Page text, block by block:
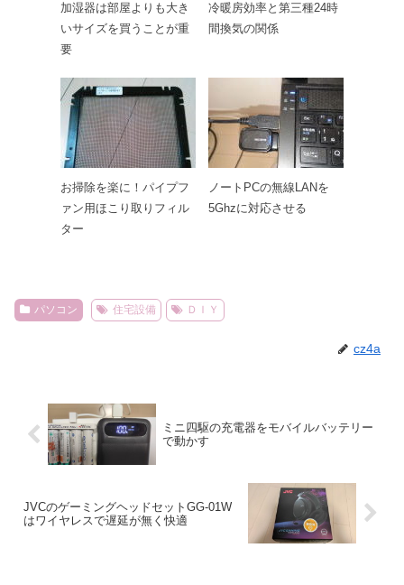
加湿器は部屋よりも大き
いサイズを買うことが重
要
冷暖房効率と第三種24時
間換気の関係
お掃除を楽に！パイプフ
ァン用ほこり取りフィル
ター
ノートPCの無線LANを
5Ghzに対応させる
パソコン 住宅設備 ＤＩＹ
cz4a
ミニ四駆の充電器をモバイルバッテリー
で動かす
JVCのゲーミングヘッドセットGG-01W
はワイヤレスで遅延が無く快適